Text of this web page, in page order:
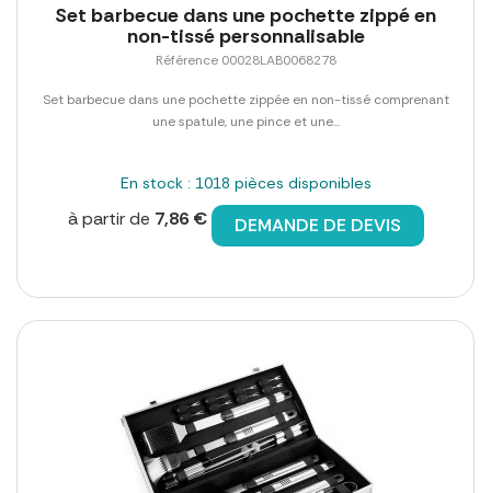
Set barbecue dans une pochette zippé en
non-tissé personnalisable
Référence 00028LAB0068278
Set barbecue dans une pochette zippée en non-tissé comprenant
une spatule, une pince et une...
En stock : 1018 pièces disponibles
à partir de 7,86 € DEMANDE DE DEVIS